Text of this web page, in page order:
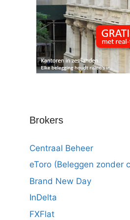
Brokers
Centraal Beheer
eToro (Beleggen zonder
Brand New Day
InDelta
FXFlat